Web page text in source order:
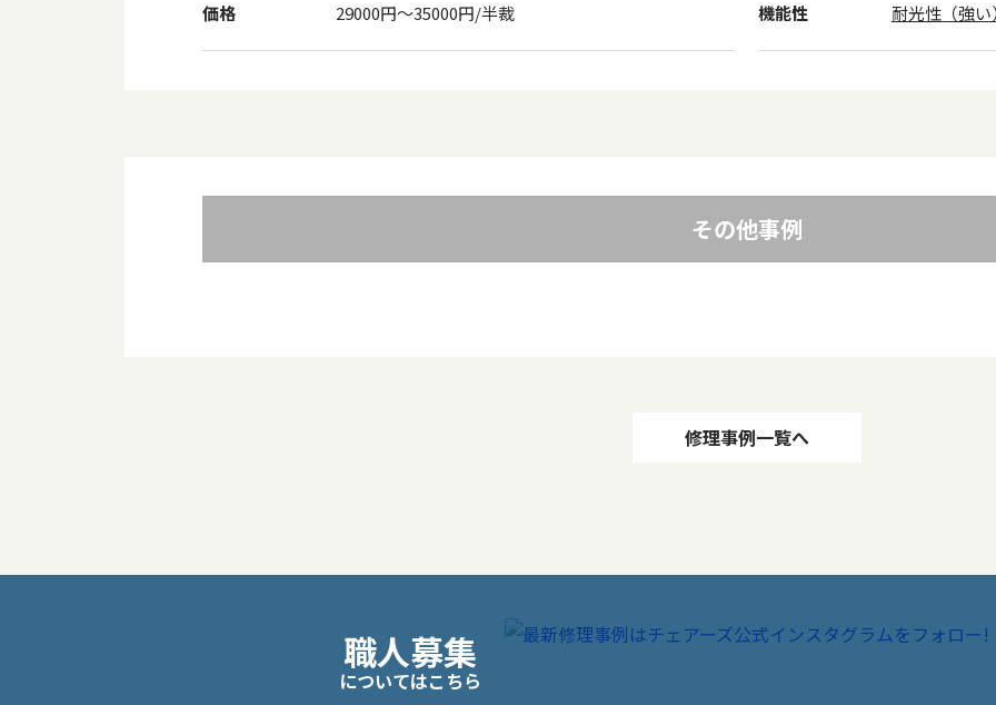
価格 29000円～35000円/半裁 機能性 耐光性（強い
その他事例
修理事例一覧へ
職人募集
についてはこちら